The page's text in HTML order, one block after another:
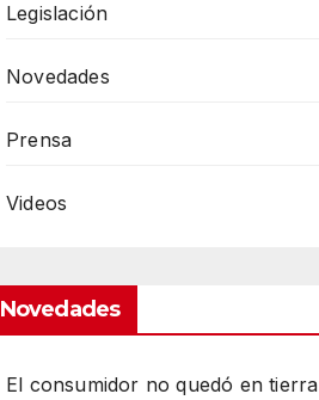
Legislación
Novedades
Prensa
Videos
Novedades
El consumidor no quedó en tierra